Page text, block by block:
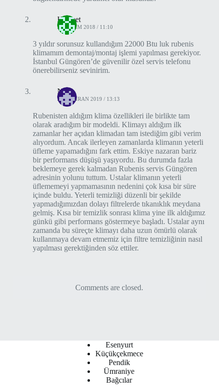
Haşmet
20 KASIM 2018 / 11:10
3 yıldır sorunsuz kullandığım 22000 Btu luk rubenis
klimamım demontaj/montaj işlemi yapılması gerekiyor.
İstanbul Güngören’de güvenilir özel servis telefonu
önerebilirseniz sevinirim.
Nuri
24 HAZIRAN 2019 / 13:13
Rubenisten aldığım klima özellikleri ile birlikte tam
olarak aradığım bir modeldi. Klimayı aldığım ilk
zamanlar her açıdan klimadan tam istediğim gibi verim
alıyordum. Ancak ilerleyen zamanlarda klimanın yeterli
üfleme yapamadığını fark ettim. Eskiye nazaran bariz
bir performans düşüşü yaşıyordu. Bu durumda fazla
beklemeye gerek kalmadan Rubenis servis Güngören
adresinin yolunu tuttum. Ustalar klimanın yeterli
üflememeyi yapmamasının nedenini çok kısa bir süre
içinde buldu. Yeterli temizliği düzenli bir şekilde
yapmadığımızdan dolayı filtrelerde tıkanıklık meydana
gelmiş. Kısa bir temizlik sonrası klima yine ilk aldığımız
günkü gibi performans göstermeye başladı. Ustalar aynı
zamanda bu süreçte klimayı daha uzun ömürlü olarak
kullanmaya devam etmemiz için filtre temizliğinin nasıl
yapılması gerektiğinden söz ettiler.
Comments are closed.
Esenyurt
Küçükçekmece
Pendik
Ümraniye
Bağcılar